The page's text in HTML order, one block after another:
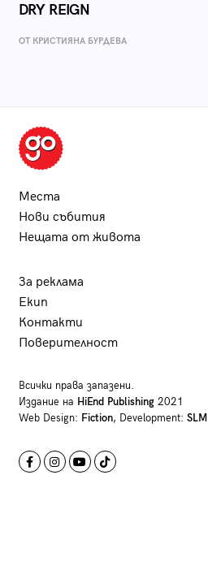
DRY REIGN
ОТ КРИСТИЯНА БУРДЕВА
Места
Нови събития
Нещата от живота
За реклама
Екип
Контакти
Поверителност
Всички права запазени.
Издание на HiEnd Publishing2021
Web Design: Fiction, Development: SLM